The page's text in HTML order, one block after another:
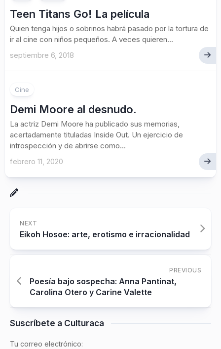
Teen Titans Go! La película
Quien tenga hijos o sobrinos habrá pasado por la tortura de
ir al cine con niños pequeños. A veces quieren...
septiembre 6, 2018
Cine
Demi Moore al desnudo.
La actriz Demi Moore ha publicado sus memorias,
acertadamente tituladas Inside Out. Un ejercicio de
introspección y de abrirse como...
febrero 11, 2020
NEXT
Eikoh Hosoe: arte, erotismo e irracionalidad
PREVIOUS
Poesía bajo sospecha: Anna Pantinat,
Carolina Otero y Carine Valette
Suscríbete a Culturaca
Tu correo electrónico: